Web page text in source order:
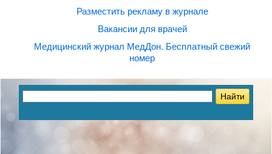
Разместить рекламу в журнале
Вакансии для врачей
Медицинский журнал МедДон. Бесплатный свежий
номер